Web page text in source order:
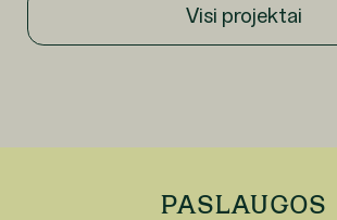
Visi projektai
PASLAUGOS